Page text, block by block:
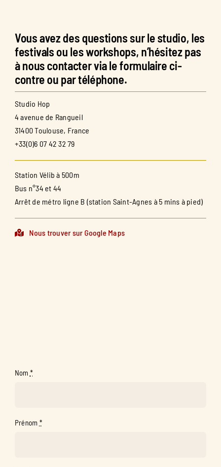
Vous avez des questions sur le studio, les
festivals ou les workshops, n’hésitez pas
à nous contacter via le formulaire ci-
contre ou par téléphone.
Studio Hop
4 avenue de Rangueil
31400 Toulouse, France
+33(0)6 07 42 32 79
Station Vélib à 500m
Bus n°34 et 44
Arrêt de métro ligne B (station Saint-Agnes à 5 mins à pied)
Nous trouver sur Google Maps
Nom *
Prénom *